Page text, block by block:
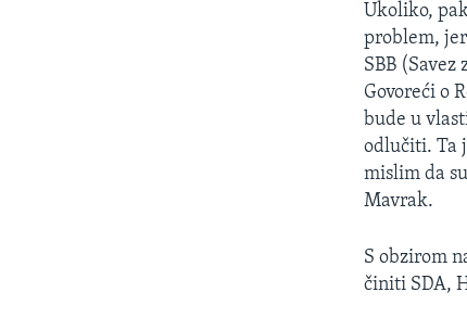
Ukoliko,
problem,
SBB
Govoreći o
bude u
odlučiti. Ta
mislim da
Mavrak.
S obzirom
činiti SDA,